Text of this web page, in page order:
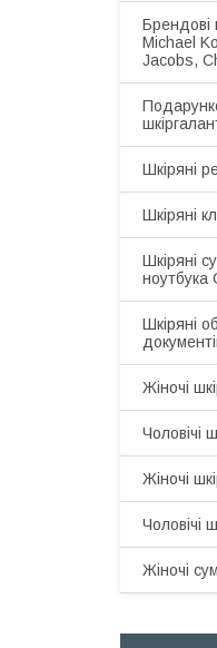
Брендові
Michael
Jacobs,
Шкіряні
Шкіряні
Шкіряні
ноутбука
Шкіряні
Жіночі
Чоловічі
Жіночі
Чоловічі
Жіночі